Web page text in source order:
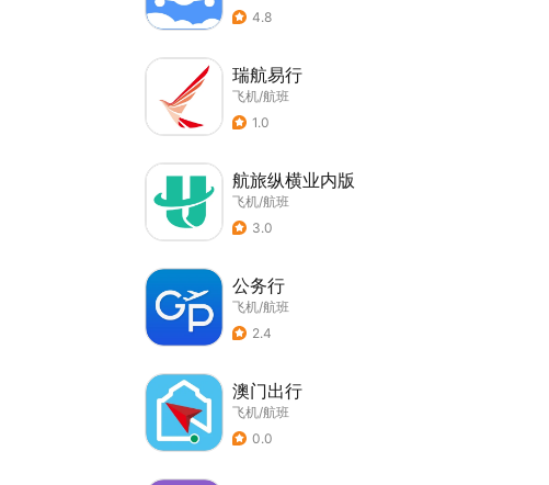
4.8
瑞航易行
飞机/航班
1.0
航旅纵横业内版
飞机/航班
3.0
公务行
飞机/航班
2.4
澳门出行
飞机/航班
0.0